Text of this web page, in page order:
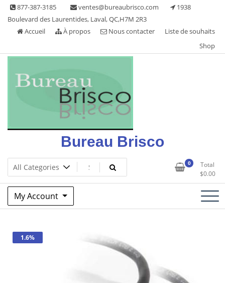
Skip 877-387-3185 ventes@bureaubrisco.com
1938
Boulevard des Laurentides, Laval, QC,H7M 2R3
Accueil
À propos Nous contacter
Liste de souhaits
Shop
Bureau Brisco
0
Total
$0.00
My Account
1.6%